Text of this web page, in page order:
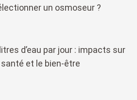
un osmoseur ?
d’eau par jour : impacts sur
santé et le bien-être